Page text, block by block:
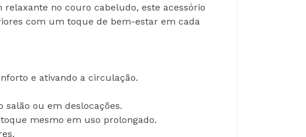
no couro cabeludo, este acessório
com um toque de bem-estar em cada
e ativando a circulação.
salão ou em deslocações.
mesmo em uso prolongado.